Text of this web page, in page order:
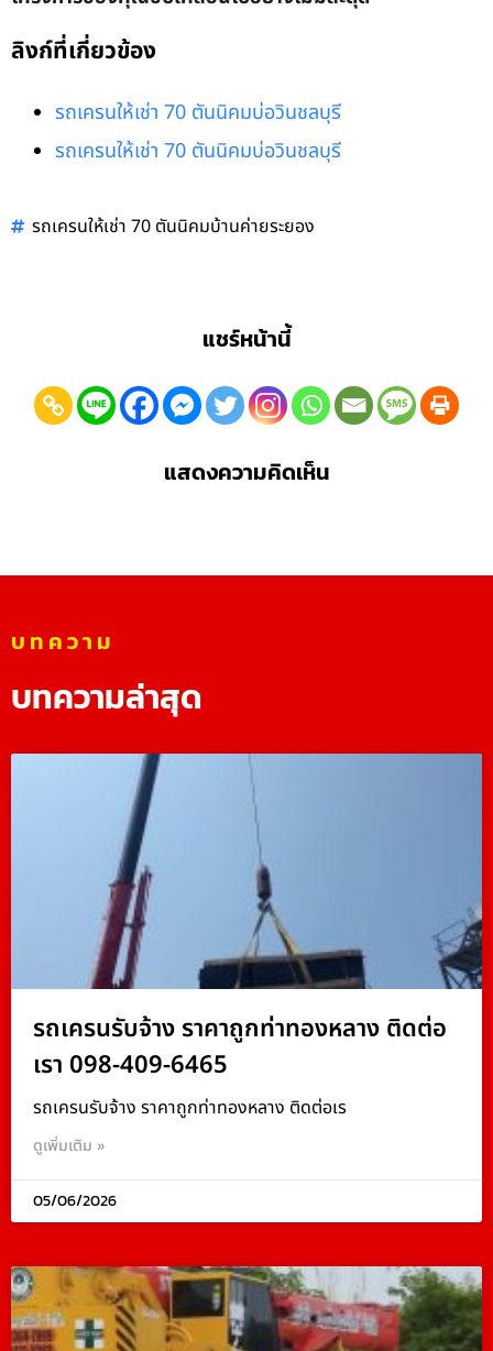
ลิงก์ที่เกี่ยวข้อง
รถเครนให้เช่า 70 ตันนิคมบ่อวินชลบุรี
รถเครนให้เช่า 70 ตันนิคมบ่อวินชลบุรี
รถเครนให้เช่า 70 ตันนิคมบ้านค่ายระยอง
แชร์หน้านี้
แสดงความคิดเห็น
บทความ
บทความล่าสุด
รถเครนรับจ้าง ราคาถูกท่าทองหลาง ติดต่อ
เรา 098-409-6465
รถเครนรับจ้าง ราคาถูกท่าทองหลาง ติดต่อเร
ดูเพิ่มเติม »
05/06/2026